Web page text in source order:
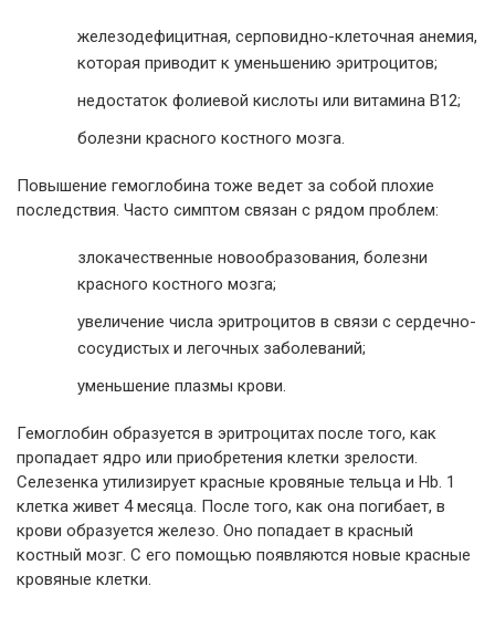
железодефицитная, серповидно-клеточная анемия,
которая приводит к уменьшению эритроцитов;
недостаток фолиевой кислоты или витамина В12;
болезни красного костного мозга.
Повышение гемоглобина тоже ведет за собой плохие
последствия. Часто симптом связан с рядом проблем:
злокачественные новообразования, болезни
красного костного мозга;
увеличение числа эритроцитов в связи с сердечно-
сосудистых и легочных заболеваний;
уменьшение плазмы крови.
Гемоглобин образуется в эритроцитах после того, как
пропадает ядро или приобретения клетки зрелости.
Селезенка утилизирует красные кровяные тельца и Hb. 1
клетка живет 4 месяца. После того, как она погибает, в
крови образуется железо. Оно попадает в красный
костный мозг. С его помощью появляются новые красные
кровяные клетки.